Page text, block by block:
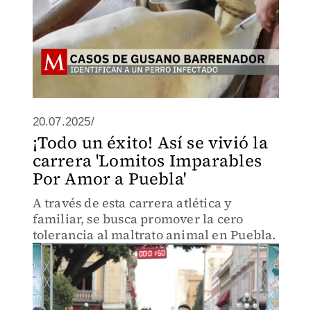
20.07.2025/
¡Todo un éxito! Así se vivió la
carrera 'Lomitos Imparables
Por Amor a Puebla'
A través de esta carrera atlética y
familiar, se busca promover la cero
tolerancia al maltrato animal en Puebla.